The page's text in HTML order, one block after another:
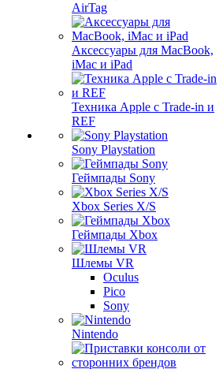
AirTag
Аксессуары для MacBook,
iMac и iPad
Техника Apple с Trade-in и
REF
Sony Playstation
Геймпады Sony
Xbox Series X/S
Геймпады Xbox
Шлемы VR
Oculus
Pico
Sony
Nintendo